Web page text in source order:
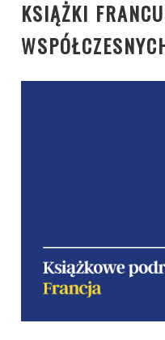
KSIĄŻKI